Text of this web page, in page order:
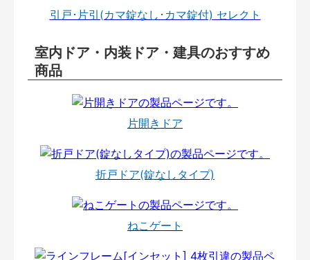
引戸･片引(カマ錠なし･カマ錠付) セレクト
室内ドア・内装ドア・建具のおすすめ
商品
片開きドア
折戸ドア(錠なしタイプ)
ねこゲート